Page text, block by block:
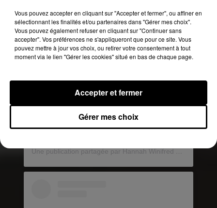
Une publication partagée par Hannah Winifred Tittensor �x� (@dirtyyhippie_)
Vous pouvez accepter en cliquant sur "Accepter et fermer", ou affiner en
sélectionnant les finalités et/ou partenaires dans "Gérer mes choix".
Vous pouvez également refuser en cliquant sur "Continuer sans
accepter". Vos préférences ne s'appliqueront que pour ce site. Vous
pouvez mettre à jour vos choix, ou retirer votre consentement à tout
moment via le lien "Gérer les cookies" situé en bas de chaque page.
Gérer mes choix
Accepter et fermer